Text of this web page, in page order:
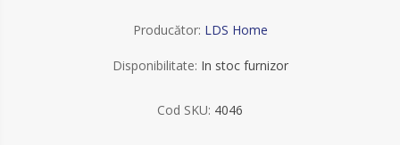
Producător: LDS Home
Disponibilitate: In stoc furnizor
Cod SKU: 4046